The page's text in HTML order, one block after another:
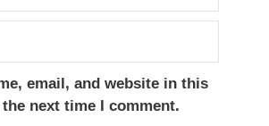
email, and website in this
next time I comment.